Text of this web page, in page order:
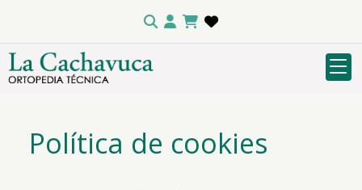
Política de cookies